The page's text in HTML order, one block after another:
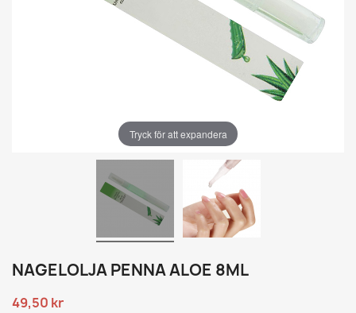
Tryck för att expandera
NAGELOLJA PENNA ALOE 8ML
49,50 kr